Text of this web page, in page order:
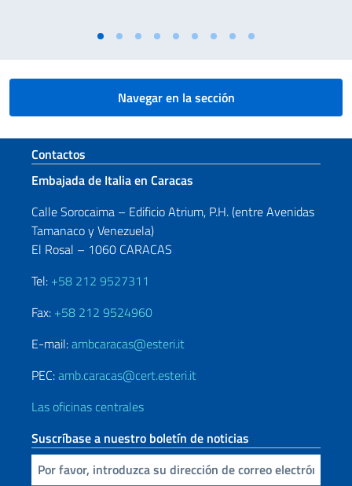
Navegar en la sección
Sezione footer
Contactos
Embajada de Italia en Caracas
Calle Sorocaima – Edificio Atrium, P.H. (entre Avenidas
Tamanaco y Venezuela)
El Rosal – 1060 CARACAS
Tel: +58 212 9527311
Fax: +58 212 9524960
E-mail:ambcaracas@esteri.it
PEC:amb.caracas@cert.esteri.it
Las oficinas centrales
Suscríbase a nuestro boletín de noticias
Inserta tu correo electronico